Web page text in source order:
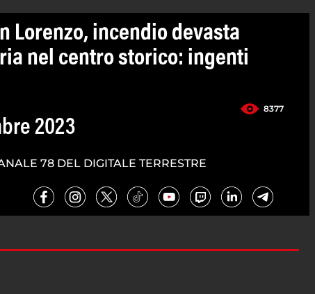
Lorenzo, incendio devasta
nel centro storico: ingenti
8377
2023
78 DEL DIGITALE TERRESTRE